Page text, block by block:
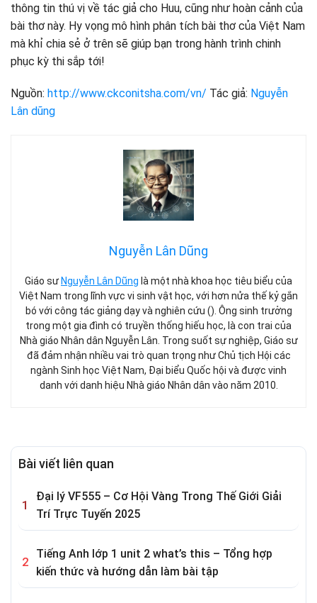
thông tin thú vị về tác giả cho Huu, cũng như hoàn cảnh của
bài thơ này. Hy vọng mô hình phân tích bài thơ của Việt Nam
mà khỉ chia sẻ ở trên sẽ giúp bạn trong hành trình chinh
phục kỳ thi sắp tới!
Nguồn: http://www.ckconitsha.com/vn/ Tác giả: Nguyễn
Lân dũng
Nguyễn Lân Dũng
Giáo sư Nguyễn Lân Dũng là một nhà khoa học tiêu biểu của
Việt Nam trong lĩnh vực vi sinh vật học, với hơn nửa thế kỷ gắn
bó với công tác giảng dạy và nghiên cứu (). Ông sinh trưởng
trong một gia đình có truyền thống hiếu học, là con trai của
Nhà giáo Nhân dân Nguyễn Lân. Trong suốt sự nghiệp, Giáo sư
đã đảm nhận nhiều vai trò quan trọng như Chủ tịch Hội các
ngành Sinh học Việt Nam, Đại biểu Quốc hội và được vinh
danh với danh hiệu Nhà giáo Nhân dân vào năm 2010.
Bài viết liên quan
Đại lý VF555 – Cơ Hội Vàng Trong Thế Giới Giải
Trí Trực Tuyến 2025
Tiếng Anh lớp 1 unit 2 what’s this – Tổng hợp
kiến thức và hướng dẫn làm bài tập